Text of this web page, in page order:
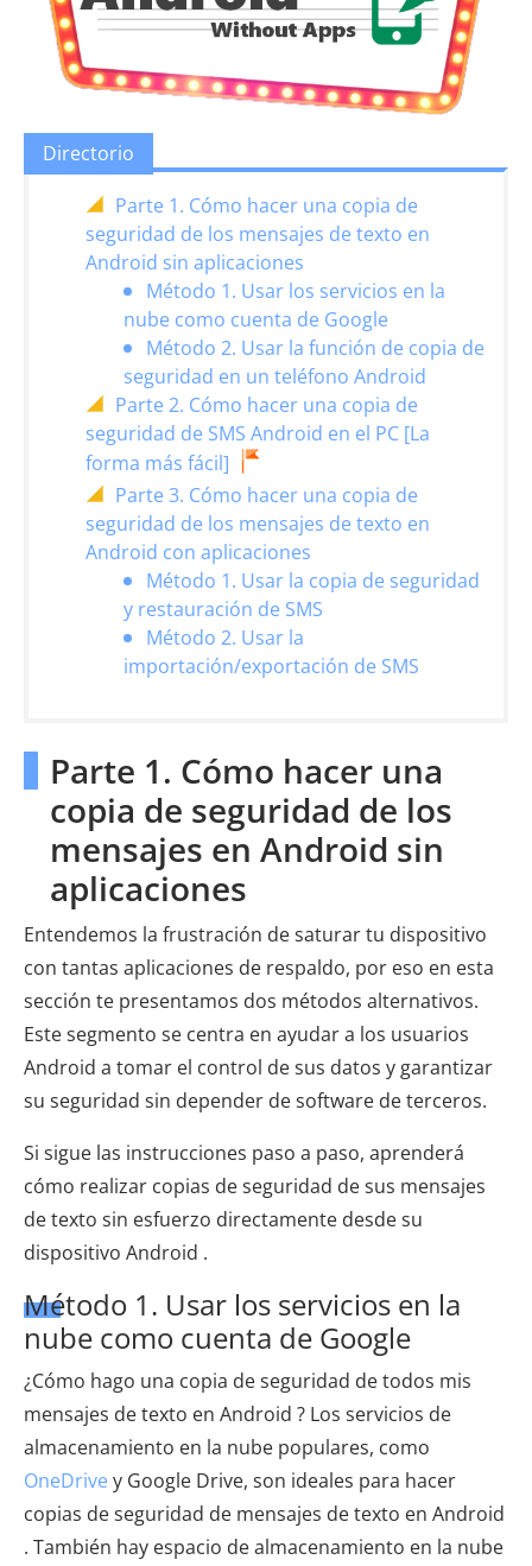
Directorio
Parte 1. Cómo hacer una copia de
seguridad de los mensajes de texto en
Android sin aplicaciones
Método 1. Usar los servicios en la
nube como cuenta de Google
Método 2. Usar la función de copia de
seguridad en un teléfono Android
Parte 2. Cómo hacer una copia de
seguridad de SMS Android en el PC [La
forma más fácil]
Parte 3. Cómo hacer una copia de
seguridad de los mensajes de texto en
Android con aplicaciones
Método 1. Usar la copia de seguridad
y restauración de SMS
Método 2. Usar la
importación/exportación de SMS
Parte 1. Cómo hacer una
copia de seguridad de los
mensajes en Android sin
aplicaciones
Entendemos la frustración de saturar tu dispositivo
con tantas aplicaciones de respaldo, por eso en esta
sección te presentamos dos métodos alternativos.
Este segmento se centra en ayudar a los usuarios
Android a tomar el control de sus datos y garantizar
su seguridad sin depender de software de terceros.
Si sigue las instrucciones paso a paso, aprenderá
cómo realizar copias de seguridad de sus mensajes
de texto sin esfuerzo directamente desde su
dispositivo Android .
Método 1. Usar los servicios en la
nube como cuenta de Google
¿Cómo hago una copia de seguridad de todos mis
mensajes de texto en Android ? Los servicios de
almacenamiento en la nube populares, como
OneDrive y Google Drive, son ideales para hacer
copias de seguridad de mensajes de texto en Android
. También hay espacio de almacenamiento en la nube